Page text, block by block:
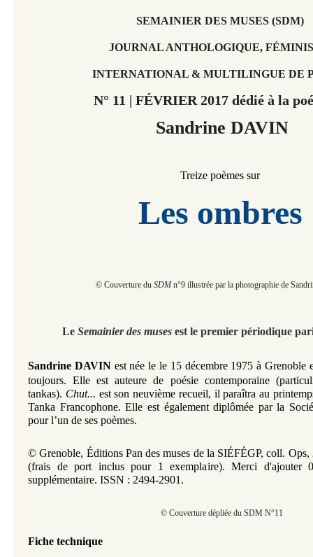
SEMAINIER DES MUSES (SDM)
JOURNAL ANTHOLOGIQUE,
INTERNATIONAL & MULTILINGUE DE
N° 11 | FÉVRIER2017 dédié à la
Sandrine DAVIN
Treize poèmes sur
Les ombres
© Couverture duSDMn°9 illustrée par la photographie de
Le Semainier des muses est le premier périodique
Sandrine DAVIN est née le le 15 décembre 1975 à Grenoble
toujours. Elle est auteure de poésie contemporaine
tankas). Chut... est son neuvième recueil, il paraîtra au
Tanka Francophone. Elle est également diplômée par la
pour l’un de ses poèmes.
© Grenoble, Éditions Pan des muses de la SIÉFÉGP, coll.
(frais de port inclus pour 1 exemplaire). Merci d'ajouter
supplémentaire. ISSN : 2494-2901.
© Couverture dépliée du SDM N°11
Fiche technique